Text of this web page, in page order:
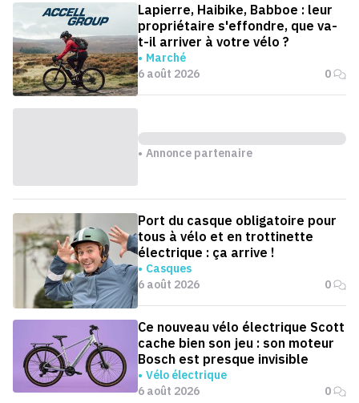
Lapierre, Haibike, Babboe : leur
propriétaire s'effondre, que va-
t-il arriver à votre vélo ?
Marché
6 août 2026
0
Annonce partenaire
Port du casque obligatoire pour
tous à vélo et en trottinette
électrique : ça arrive !
Casques
6 août 2026
0
Ce nouveau vélo électrique Scott
cache bien son jeu : son moteur
Bosch est presque invisible
Vélo électrique
6 août 2026
0